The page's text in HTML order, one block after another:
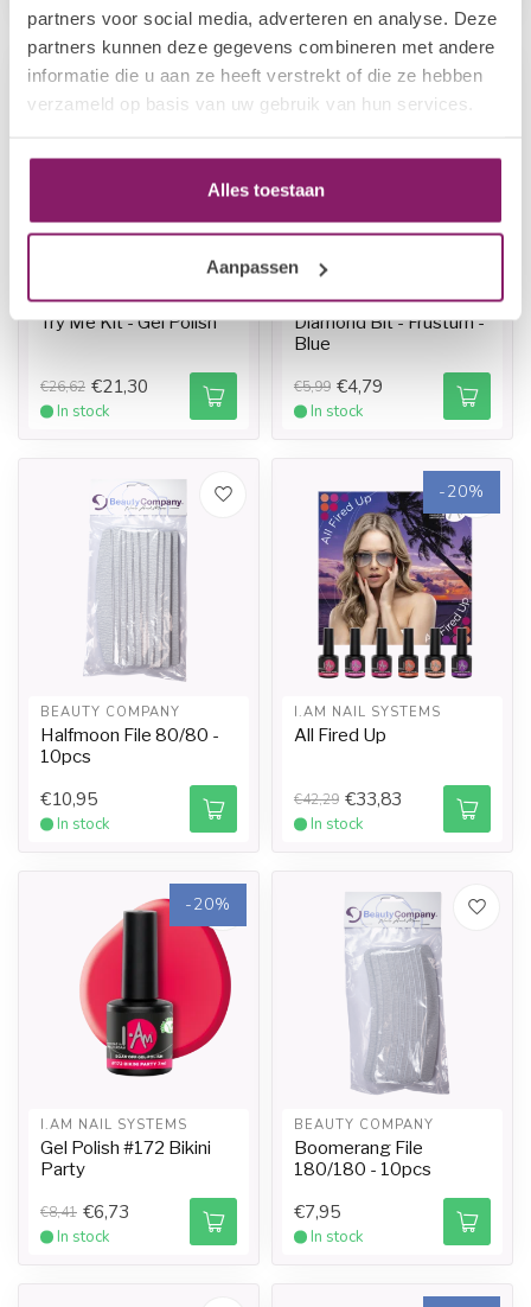
partners voor social media, adverteren en analyse. Deze
partners kunnen deze gegevens combineren met andere
informatie die u aan ze heeft verstrekt of die ze hebben
verzameld op basis van uw gebruik van hun services.
Alles toestaan
Aanpassen
-20%
I.AM NAIL SYSTEMS
Try Me Kit - Gel Polish
€26,62 €21,30
In stock
-20%
BEAUTY COMPANY
Diamond Bit - Frustum -
Blue
€5,99 €4,79
In stock
BEAUTY COMPANY
Halfmoon File 80/80 -
10pcs
€10,95
In stock
-20%
I.AM NAIL SYSTEMS
All Fired Up
€42,29 €33,83
In stock
-20%
I.AM NAIL SYSTEMS
Gel Polish #172 Bikini
Party
€8,41 €6,73
In stock
BEAUTY COMPANY
Boomerang File
180/180 - 10pcs
€7,95
In stock